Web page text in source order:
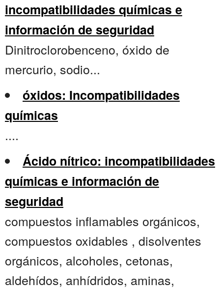
incompatibilidades químicas e
información de seguridad
Dinitroclorobenceno, óxido de
mercurio, sodio...
óxidos: Incompatibilidades
químicas
....
Ácido nítrico: incompatibilidades
químicas e información de
seguridad
compuestos inflamables orgánicos,
compuestos oxidables , disolventes
orgánicos, alcoholes, cetonas,
aldehídos, anhídridos, aminas,